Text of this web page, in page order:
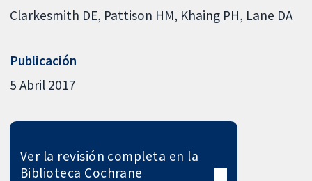
Clarkesmith DE Pattison HM Khaing PH Lane DA
Publicación
5 Abril 2017
Ver la revisión completa en la
Biblioteca Cochrane